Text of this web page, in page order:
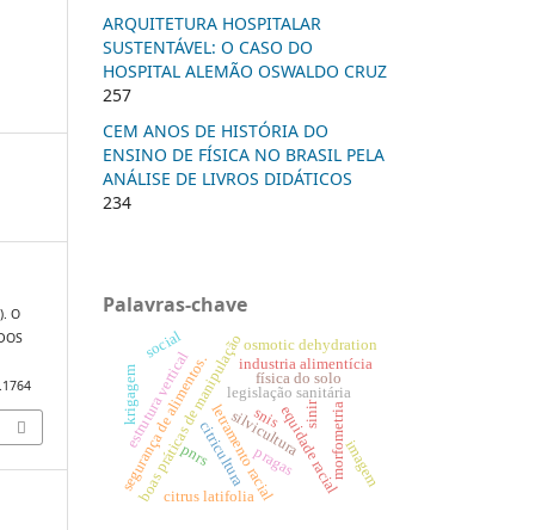
O
ARQUITETURA HOSPITALAR
SUSTENTÁVEL: O CASO DO
HOSPITAL ALEMÃO OSWALDO CRUZ
257
CEM ANOS DE HISTÓRIA DO
ENSINO DE FÍSICA NO BRASIL PELA
ANÁLISE DE LIVROS DIDÁTICOS
234
Palavras-chave
equidade racial
letramento racial
boas práticas de manipulação
segurança de alimentos. legislação sanitária
citrus latifolia
citriculturapragas morfometria
estrutura vertical silvicultura
física do solo
krigagem industria alimentícia
osmotic dehydration
pnrs
snis sinir
imagem
social